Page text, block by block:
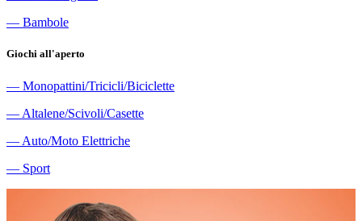
― Bambole
Giochi all'aperto
― Monopattini/Tricicli/Biciclette
― Altalene/Scivoli/Casette
― Auto/Moto Elettriche
― Sport